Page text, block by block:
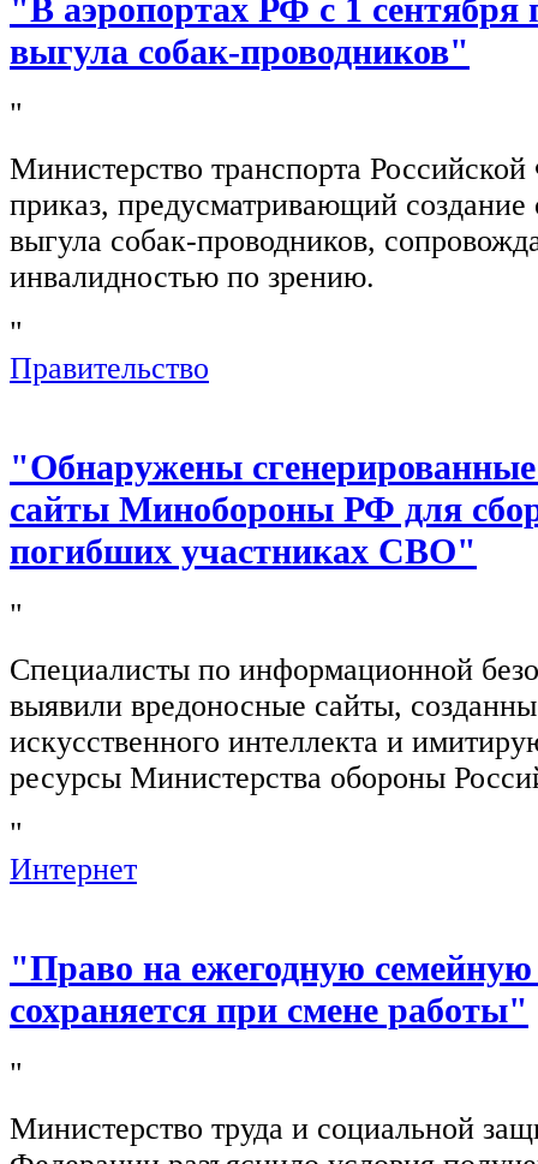
"В аэропортах РФ с 1 сентября
выгула собак-проводников"
"
Министерство транспорта
приказ, предусматривающий создание
выгула собак-проводников,
инвалидностью по зрению.
"
Правительство
"Обнаружены
сайты Минобороны РФ для
погибших участниках СВО"
"
Специалисты по информационной
выявили вредоносные сайты,
искусственного интеллекта и
ресурсы Министерства обороны
"
Интернет
"Право на ежегодную
сохраняется при смене работы"
"
Министерство труда и социальной